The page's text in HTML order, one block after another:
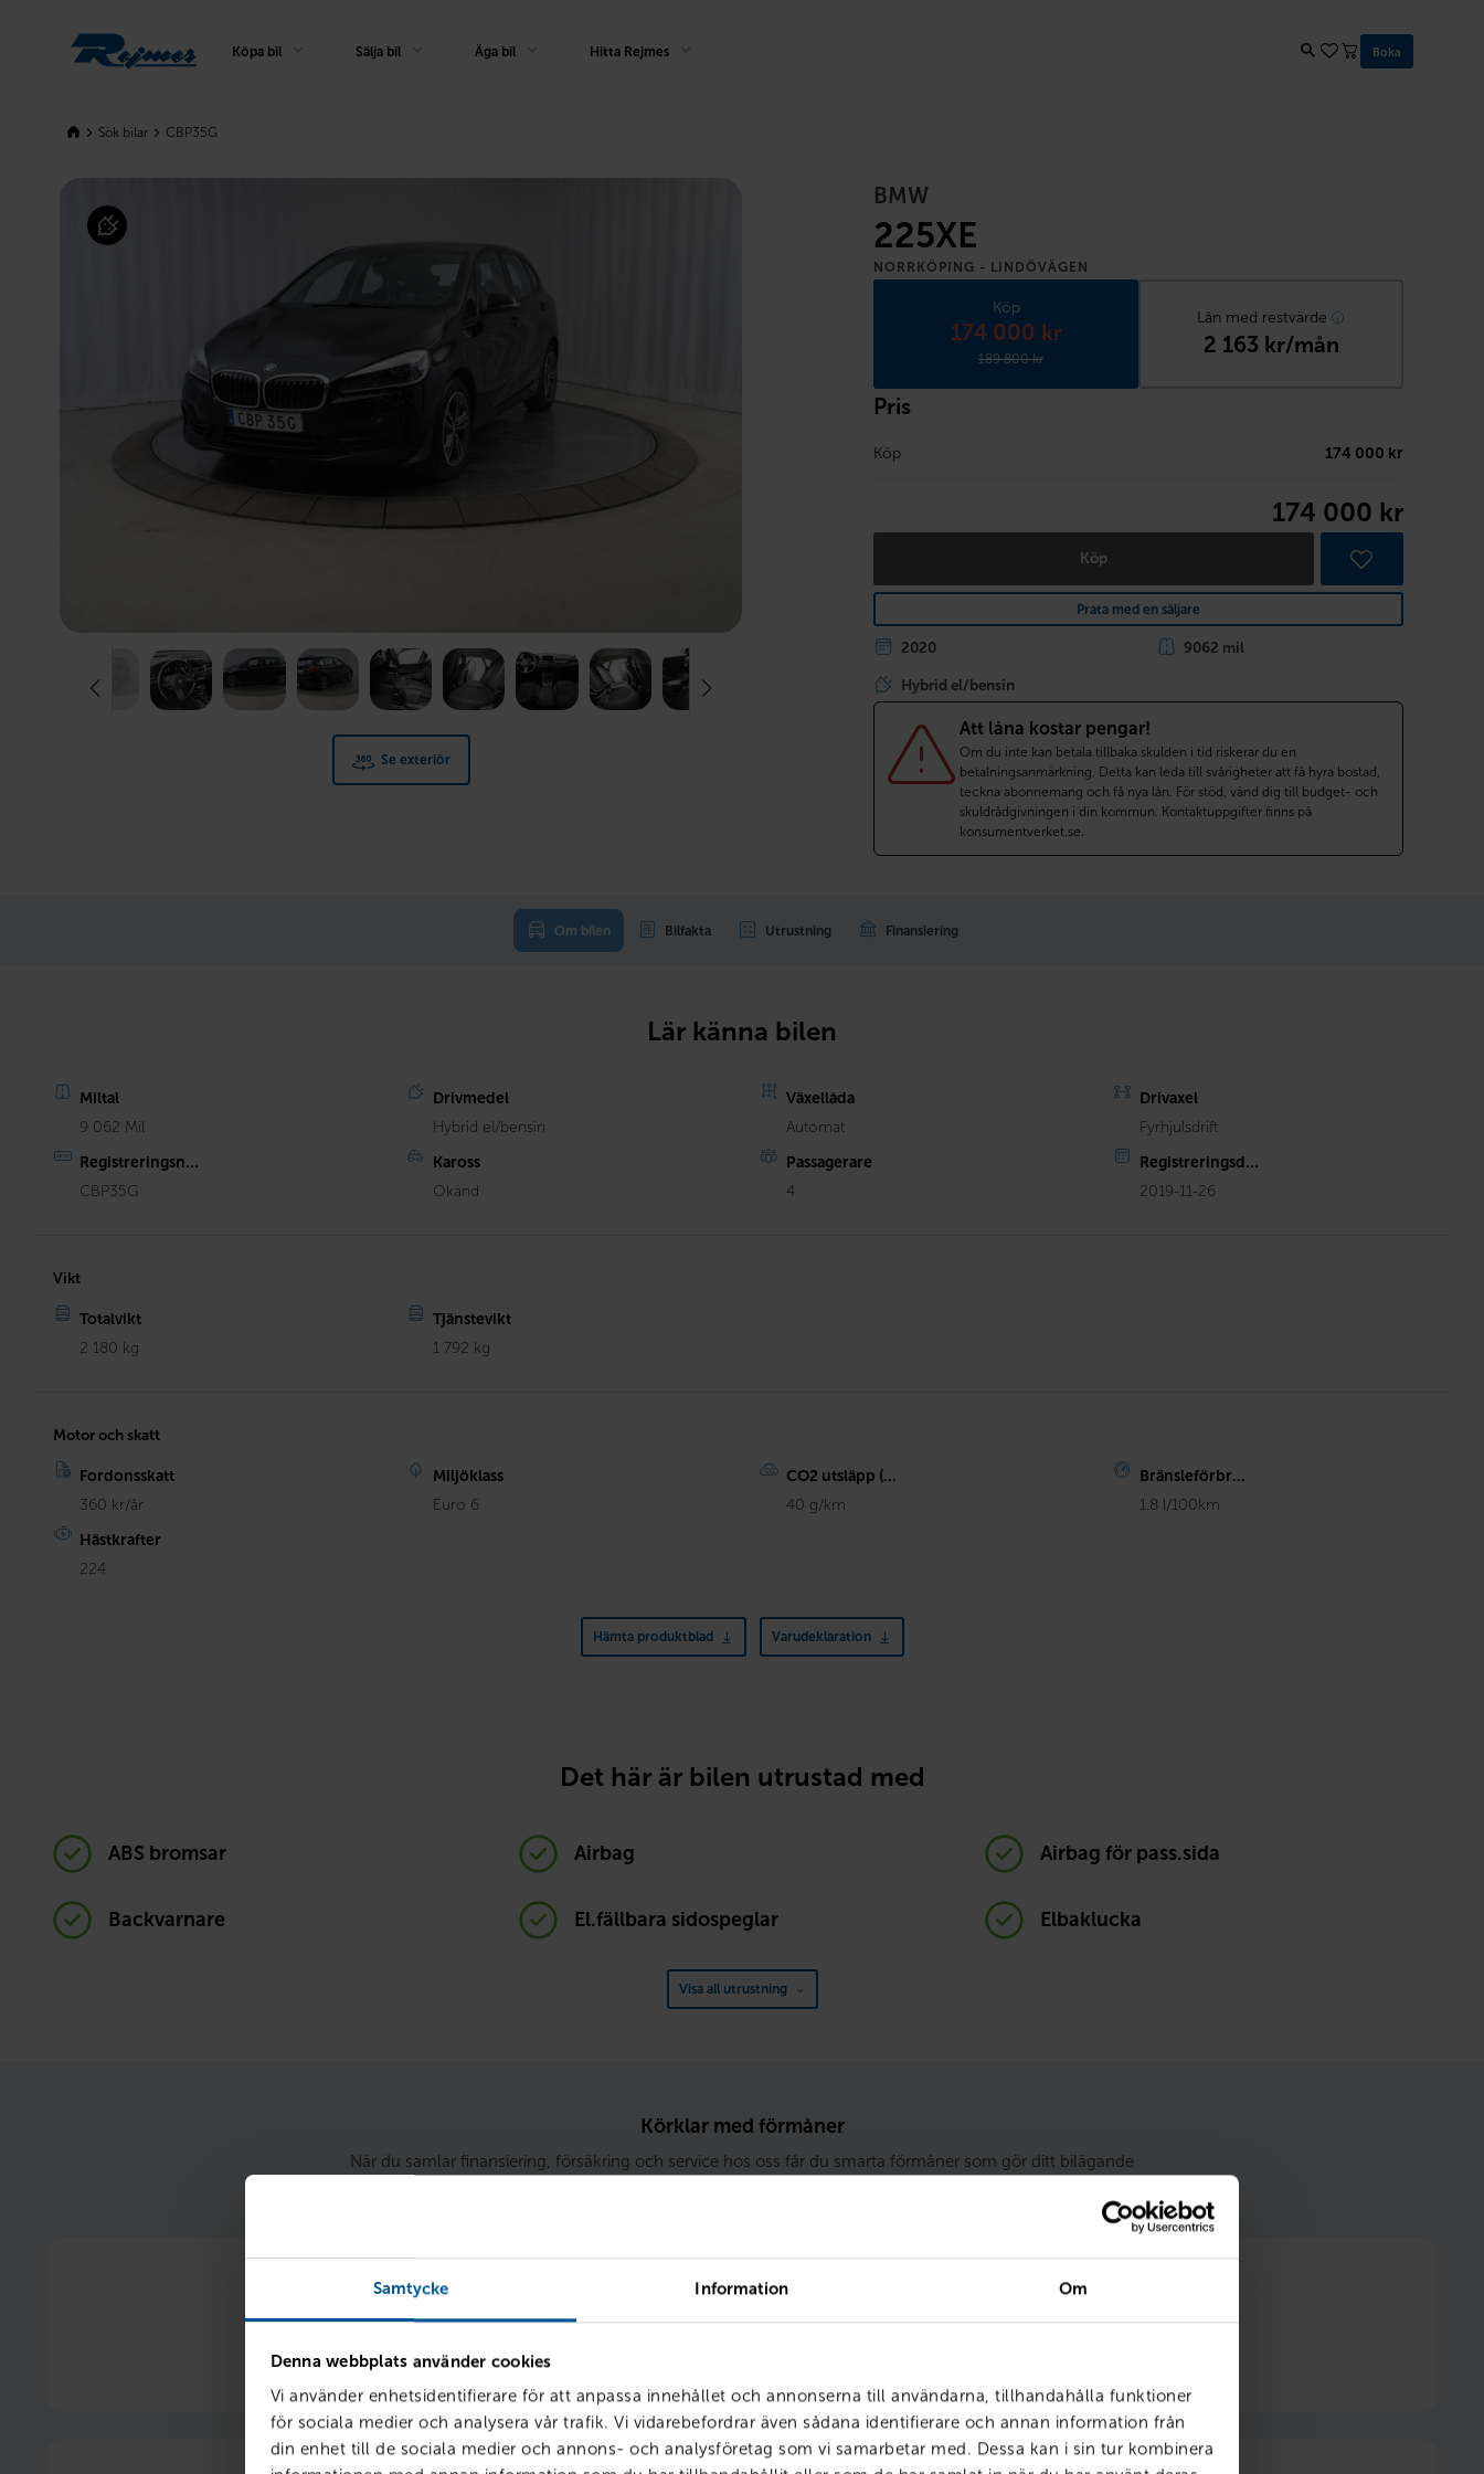
Samtycke Information Om
Denna webbplats använder cookies
Vi använder enhetsidentifierare för att anpassa innehållet och annonserna till användarna, tillhandahålla funktioner
för sociala medier och analysera vår trafik. Vi vidarebefordrar även sådana identifierare och annan information från
din enhet till de sociala medier och annons- och analysföretag som vi samarbetar med. Dessa kan i sin tur kombinera
Köpa bil Sälja bil Äga bil Hitta Rejmes Boka
Sök bilar CBP35G
Se exteriör
BMW
225XE
NORRKÖPING - LINDÖVÄGEN
Köp
174 000 kr
189 800 kr
Lån med restvärde
2 163 kr/mån
Pris
Köp 174 000 kr
174 000 kr
Köp
Prata med en säljare
2020
9062 mil
Hybrid el/bensin
Att låna kostar pengar!
Om du inte kan betala tillbaka skulden i tid riskerar du en
betalningsanmärkning. Detta kan leda till svårigheter att få hyra bostad,
teckna abonnemang och få nya lån. För stöd, vänd dig till budget- och
skuldrådgivningen i din kommun. Kontaktuppgifter finns på
konsumentverket.se.
Om bilen Bilfakta Utrustning Finansiering
Lär känna bilen
Miltal
9 062 Mil
Drivmedel
Hybrid el/bensin
Växellåda
Automat
Drivaxel
Fyrhjulsdrift
Registreringsn...
CBP35G
Kaross
Okänd
Passagerare
4
Registreringsd...
2019-11-26
Vikt
Totalvikt
2 180 kg
Tjänstevikt
1 792 kg
Motor och skatt
Fordonsskatt
360 kr/år
Miljöklass
Euro 6
CO2 utsläpp (...
40 g/km
Bränsleförbr...
1.8 l/100km
Hästkrafter
224
Hämta produktblad Varudeklaration
Det här är bilen utrustad med
ABS bromsar Airbag Airbag för pass.sida
Backvarnare El.fällbara sidospeglar Elbaklucka
Visa all utrustning
Körklar med förmåner
När du samlar finansiering, försäkring och service hos oss får du smarta förmåner som gör ditt bilägande
Ränterabatt 1 %